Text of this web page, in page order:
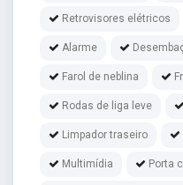
Retrovisores elétricos
Alarme
Farol de neblina
Rodas de liga leve
Limpador traseiro
Multimídia Porta